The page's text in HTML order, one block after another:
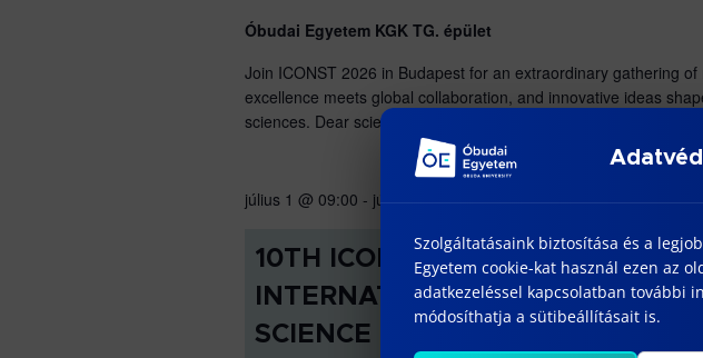
Óbudai Egyetem KGK TG. épület
Join ICONST 2026 in Budapest for an extraordinary gathering
excellence meets global collaboration, and innovative ideas
sciences. Dear scientists, academics, experts, […]
július 1 @ 09:00 - július 3 @ 15:00
10TH ICONSR CONFERENCE 2026
INTERNATIONAL CONFERENCE
SCIENCE RESEARCH
Szolgáltatásaink biztosítása és a
Egyetem cookie-kat használ ezen az
adatkezeléssel kapcsolatban további
módosíthatja a sütibeállításait is.